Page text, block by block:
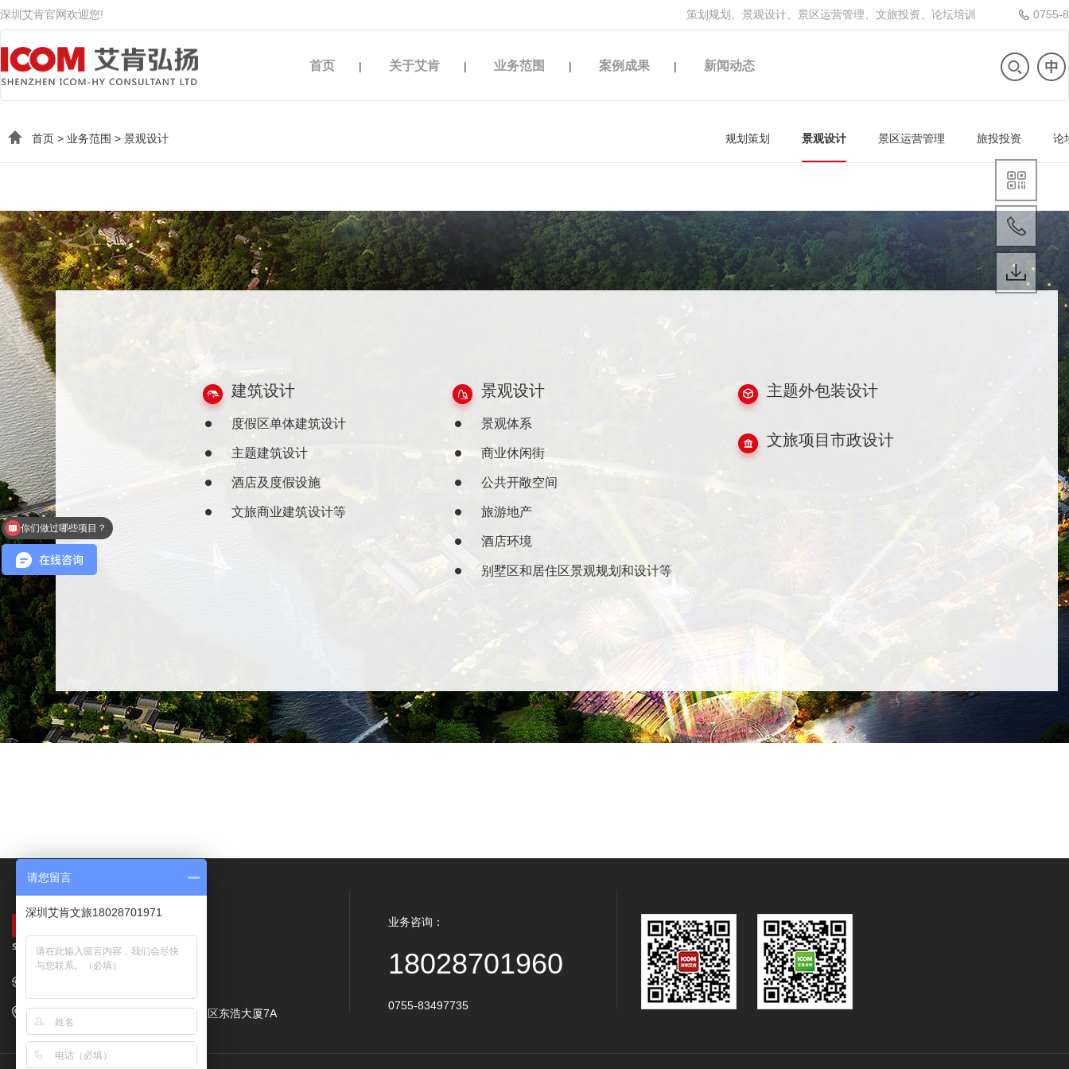
深圳艾肯官网欢迎您! 策划规划、景观设计、景区运营管理、文旅投资、论坛培训 0755-
首页 | 关于艾肯 | 业务范围 | 案例成果 | 新闻动态
首页 > 业务范围 > 景观设计 规划策划 景观设计 景区运营管理 旅投投资 论
建筑设计
度假区单体建筑设计
主题建筑设计
酒店及度假设施
文旅商业建筑设计等
景观设计
景观体系
商业休闲街
公共开敞空间
旅游地产
酒店环境
别墅区和居住区景观规划和设计等
主题外包装设计
文旅项目市政设计
地址：深圳市龙华区民治街道樟坑社区东浩大厦7A
业务咨询：
18028701960
0755-83497735
可以介绍下你们的产品么？
你们做过哪些项目？
请您留言
深圳艾肯文旅18028701971